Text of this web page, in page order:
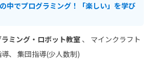
中でプログラミング！「楽しい」を学び
ミング・ロボット教室
マインクラフト
集団指導(少人数制)